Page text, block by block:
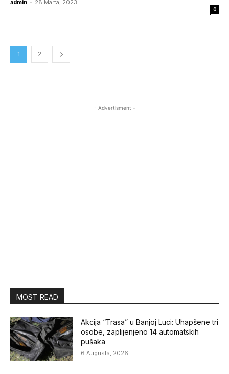
admin - 28 Marta, 2023
0
1 2
- Advertisment -
MOST READ
Akcija “Trasa” u Banjoj Luci: Uhapšene tri
osobe, zaplijenjeno 14 automatskih
pušaka
6 Augusta, 2026